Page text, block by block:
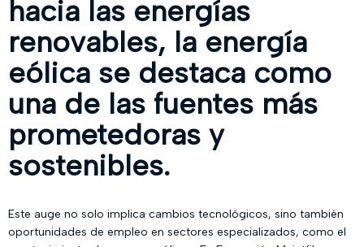
hacia las energías
renovables, la energía
eólica se destaca como
una de las fuentes más
prometedoras y
sostenibles.
Este auge no solo implica cambios tecnológicos, sino también
oportunidades de empleo en sectores especializados, como el